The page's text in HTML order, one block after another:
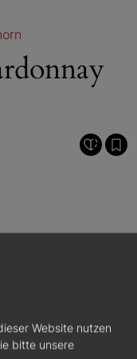
Website nutzen
bitte unsere